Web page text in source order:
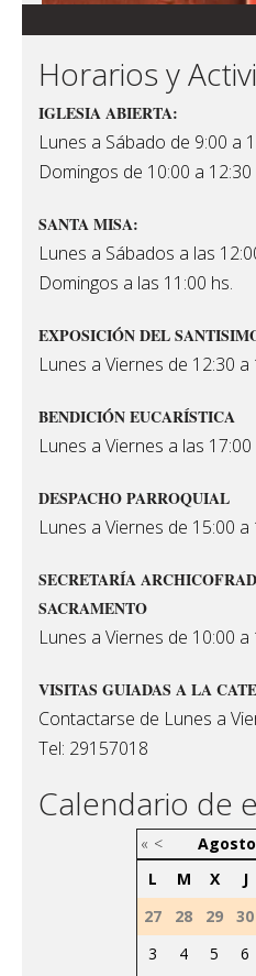
Horarios y
IGLESIA ABIERTA:
Lunes a Sábado de 9:00 a
Domingos de 10:00 a 12:30
SANTA MISA:
Lunes a Sábados a las
Domingos a las 11:00 hs.
EXPOSICIÓN DEL
Lunes a Viernes de 12:30 a
BENDICIÓN EUCARÍSTICA
Lunes a Viernes a las 17:00
DESPACHO PARROQUIAL
Lunes a Viernes de 15:00 a
SECRETARÍA
SACRAMENTO
Lunes a Viernes de 10:00 a
VISITAS GUIADAS A LA
Contactarse de Lunes a
Tel: 29157018
Calendario de
« < Agosto
L
M X J
27
28 29 30
3
4 5 6